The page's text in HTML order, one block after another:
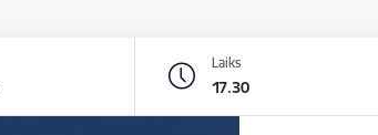
Laiks
17.30